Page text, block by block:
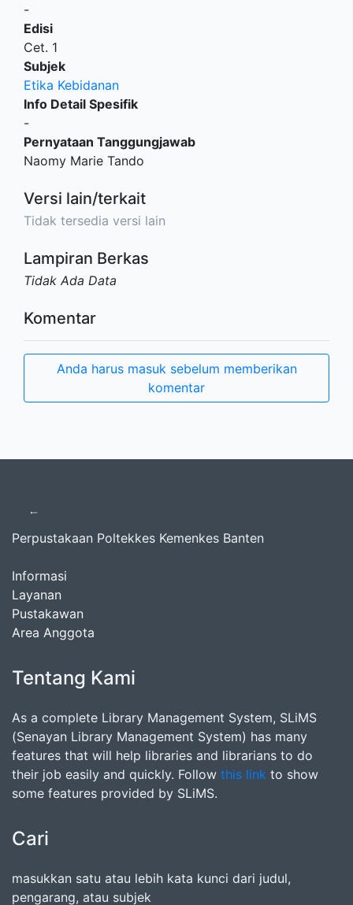
-
Edisi
Cet. 1
Subjek
Etika Kebidanan
Info Detail Spesifik
-
Pernyataan Tanggungjawab
Naomy Marie Tando
Versi lain/terkait
Tidak tersedia versi lain
Lampiran Berkas
Tidak Ada Data
Komentar
Anda harus masuk sebelum memberikan
komentar
Perpustakaan Poltekkes Kemenkes Banten
Informasi
Layanan
Pustakawan
Area Anggota
Tentang Kami
As a complete Library Management System, SLiMS
(Senayan Library Management System) has many
features that will help libraries and librarians to do
their job easily and quickly. Follow this link to show
some features provided by SLiMS.
Cari
masukkan satu atau lebih kata kunci dari judul,
pengarang, atau subjek